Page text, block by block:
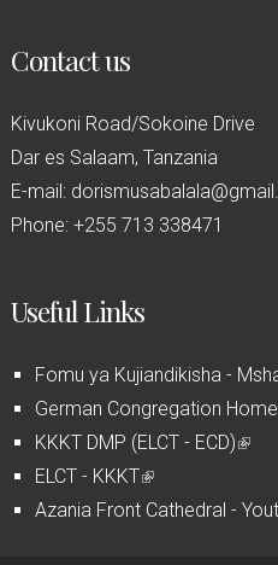
Contact us
Kivukoni Road/Sokoine Drive
Dar es Salaam, Tanzania
E-mail:
Phone: +255 713 338471
Useful Links
Fomu ya Kujiandikisha -
German Congregation
KKKT DMP (ELCT - ECD)(
i
ELCT - KKKT(
l
Azania Front Cathedral -